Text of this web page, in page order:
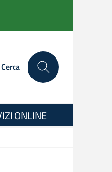
Cerca
ONLINE